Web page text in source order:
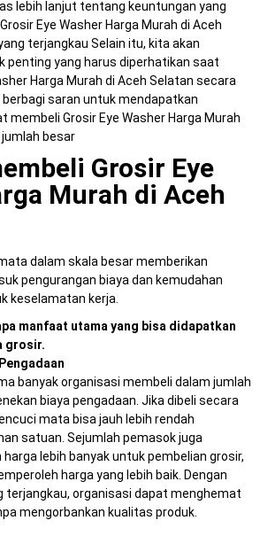
lebih lanjut tentang keuntungan yang
Eye Washer Harga Murah di Aceh
terjangkau Selain itu, kita akan
penting yang harus diperhatikan saat
Harga Murah di Aceh Selatan secara
berbagi saran untuk mendapatkan
membeli Grosir Eye Washer Harga Murah
besar
Grosir Eye
Murah di Aceh
dalam skala besar memberikan
pengurangan biaya dan kemudahan
keselamatan kerja.
manfaat utama yang bisa didapatkan
grosir.
banyak organisasi membeli dalam jumlah
biaya pengadaan. Jika dibeli secara
mata bisa jauh lebih rendah
satuan. Sejumlah pemasok juga
lebih banyak untuk pembelian grosir,
harga yang lebih baik. Dengan
terjangkau, organisasi dapat menghemat
mengorbankan kualitas produk.